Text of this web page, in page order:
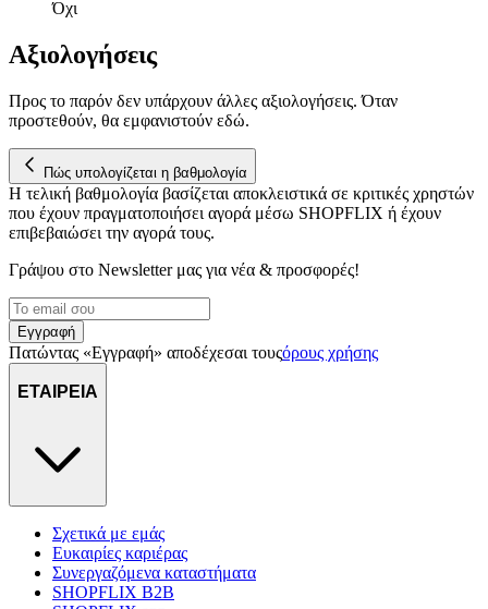
Όχι
Αξιολογήσεις
Προς το παρόν δεν υπάρχουν άλλες αξιολογήσεις. Όταν
προστεθούν, θα εμφανιστούν εδώ.
Πώς υπολογίζεται η βαθμολογία
Η τελική βαθμολογία βασίζεται αποκλειστικά σε κριτικές χρηστών
που έχουν πραγματοποιήσει αγορά μέσω SHOPFLIX ή έχουν
επιβεβαιώσει την αγορά τους.
Γράψου στο Νewsletter μας για νέα & προσφορές!
Εγγραφή
Πατώντας «Εγγραφή» αποδέχεσαι τουςόρους χρήσης
ΕΤΑΙΡΕΙΑ
Σχετικά με εμάς
Ευκαιρίες καριέρας
Συνεργαζόμενα καταστήματα
SHOPFLIX B2B